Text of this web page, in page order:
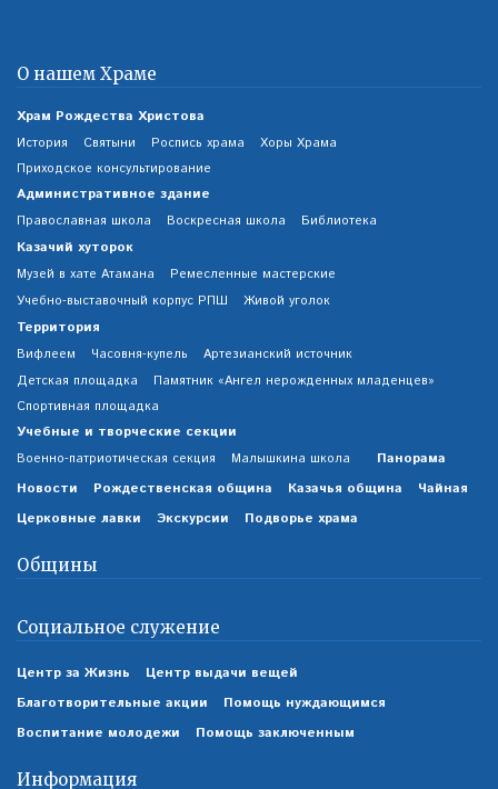
О нашем Храме
Храм Рождества Христова
История Святыни Роспись храма
Хоры Храма
Приходское консультирование
Административное здание
Православная школа Воскресная школа Библиотека
Казачий хуторок
Музей в хате Атамана
Ремесленные мастерские
Учебно-выставочный корпус РПШ
Живой уголок
Территория
Вифлеем Часовня-купель
Артезианский источник
Детская площадка
Памятник «Ангел нерожденных младенцев»
Спортивная площадка
Учебные и творческие секции
Военно-патриотическая секция Малышкина школа
Панорама
Новости
Рождественская община Казачья община
Чайная
Церковные лавки
Экскурсии Подворье храма
Общины
Социальное служение
Центр за Жизнь
Центр выдачи вещей
Благотворительные акции
Помощь нуждающимся
Воспитание молодежи
Помощь заключенным
Информация